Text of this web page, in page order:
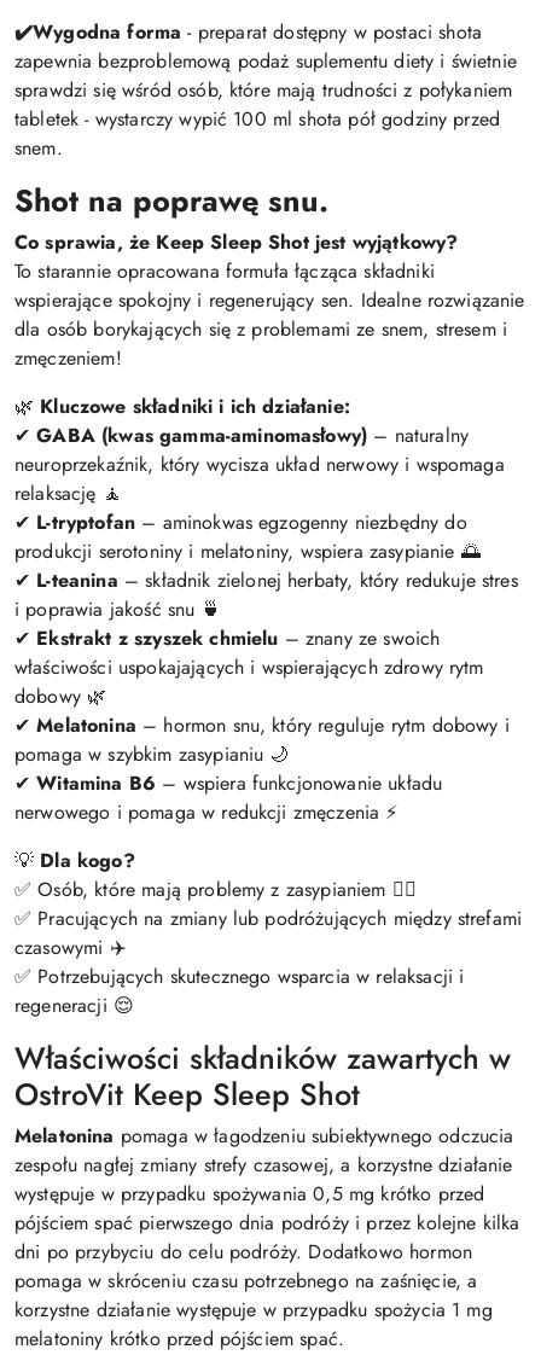
✔️Wygodna forma - preparat dostępny w postaci shota
zapewnia bezproblemową podaż suplementu diety i świetnie
sprawdzi się wśród osób, które mają trudności z połykaniem
tabletek - wystarczy wypić 100 ml shota pół godziny przed
snem.
Shot na poprawę snu.
Co sprawia, że Keep Sleep Shot jest wyjątkowy?
To starannie opracowana formuła łącząca składniki
wspierające spokojny i regenerujący sen. Idealne rozwiązanie
dla osób borykających się z problemami ze snem, stresem i
zmęczeniem!
🌿 Kluczowe składniki i ich działanie:
✔GABA (kwas gamma-aminomasłowy) – naturalny
neuroprzekaźnik, który wycisza układ nerwowy i wspomaga
relaksację 🧘
✔ L-tryptofan – aminokwas egzogenny niezbędny do
produkcji serotoniny i melatoniny, wspiera zasypianie 🌅
✔ L-teanina – składnik zielonej herbaty, który redukuje stres
i poprawia jakość snu 🍵
✔ Ekstrakt z szyszek chmielu – znany ze swoich
właściwości uspokajających i wspierających zdrowy rytm
dobowy 🌿
✔Melatonina – hormon snu, który reguluje rytm dobowy i
pomaga w szybkim zasypianiu 🌙
✔Witamina B6 – wspiera funkcjonowanie układu
nerwowego i pomaga w redukcji zmęczenia ⚡
💡 Dla kogo?
✅ Osób, które mają problemy z zasypianiem 😵‍💫
✅ Pracujących na zmiany lub podróżujących między strefami
czasowymi ✈️
✅ Potrzebujących skutecznego wsparcia w relaksacji i
regeneracji 😌
Właściwości składników zawartych w
OstroVit Keep Sleep Shot
Melatonina pomaga w łagodzeniu subiektywnego odczucia
zespołu nagłej zmiany strefy czasowej, a korzystne działanie
występuje w przypadku spożywania 0,5 mg krótko przed
pójściem spać pierwszego dnia podróży i przez kolejne kilka
dni po przybyciu do celu podróży. Dodatkowo hormon
pomaga w skróceniu czasu potrzebnego na zaśnięcie, a
korzystne działanie występuje w przypadku spożycia 1 mg
melatoniny krótko przed pójściem spać.